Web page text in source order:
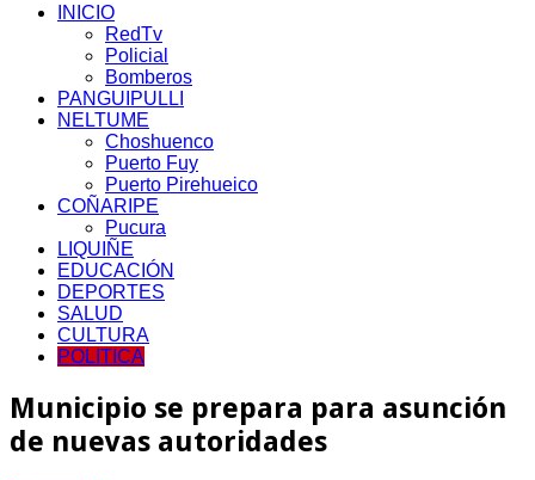
INICIO
RedTv
Policial
Bomberos
PANGUIPULLI
NELTUME
Choshuenco
Puerto Fuy
Puerto Pirehueico
COÑARIPE
Pucura
LIQUIÑE
EDUCACIÓN
DEPORTES
SALUD
CULTURA
POLITICA
Municipio se prepara para asunción
de nuevas autoridades